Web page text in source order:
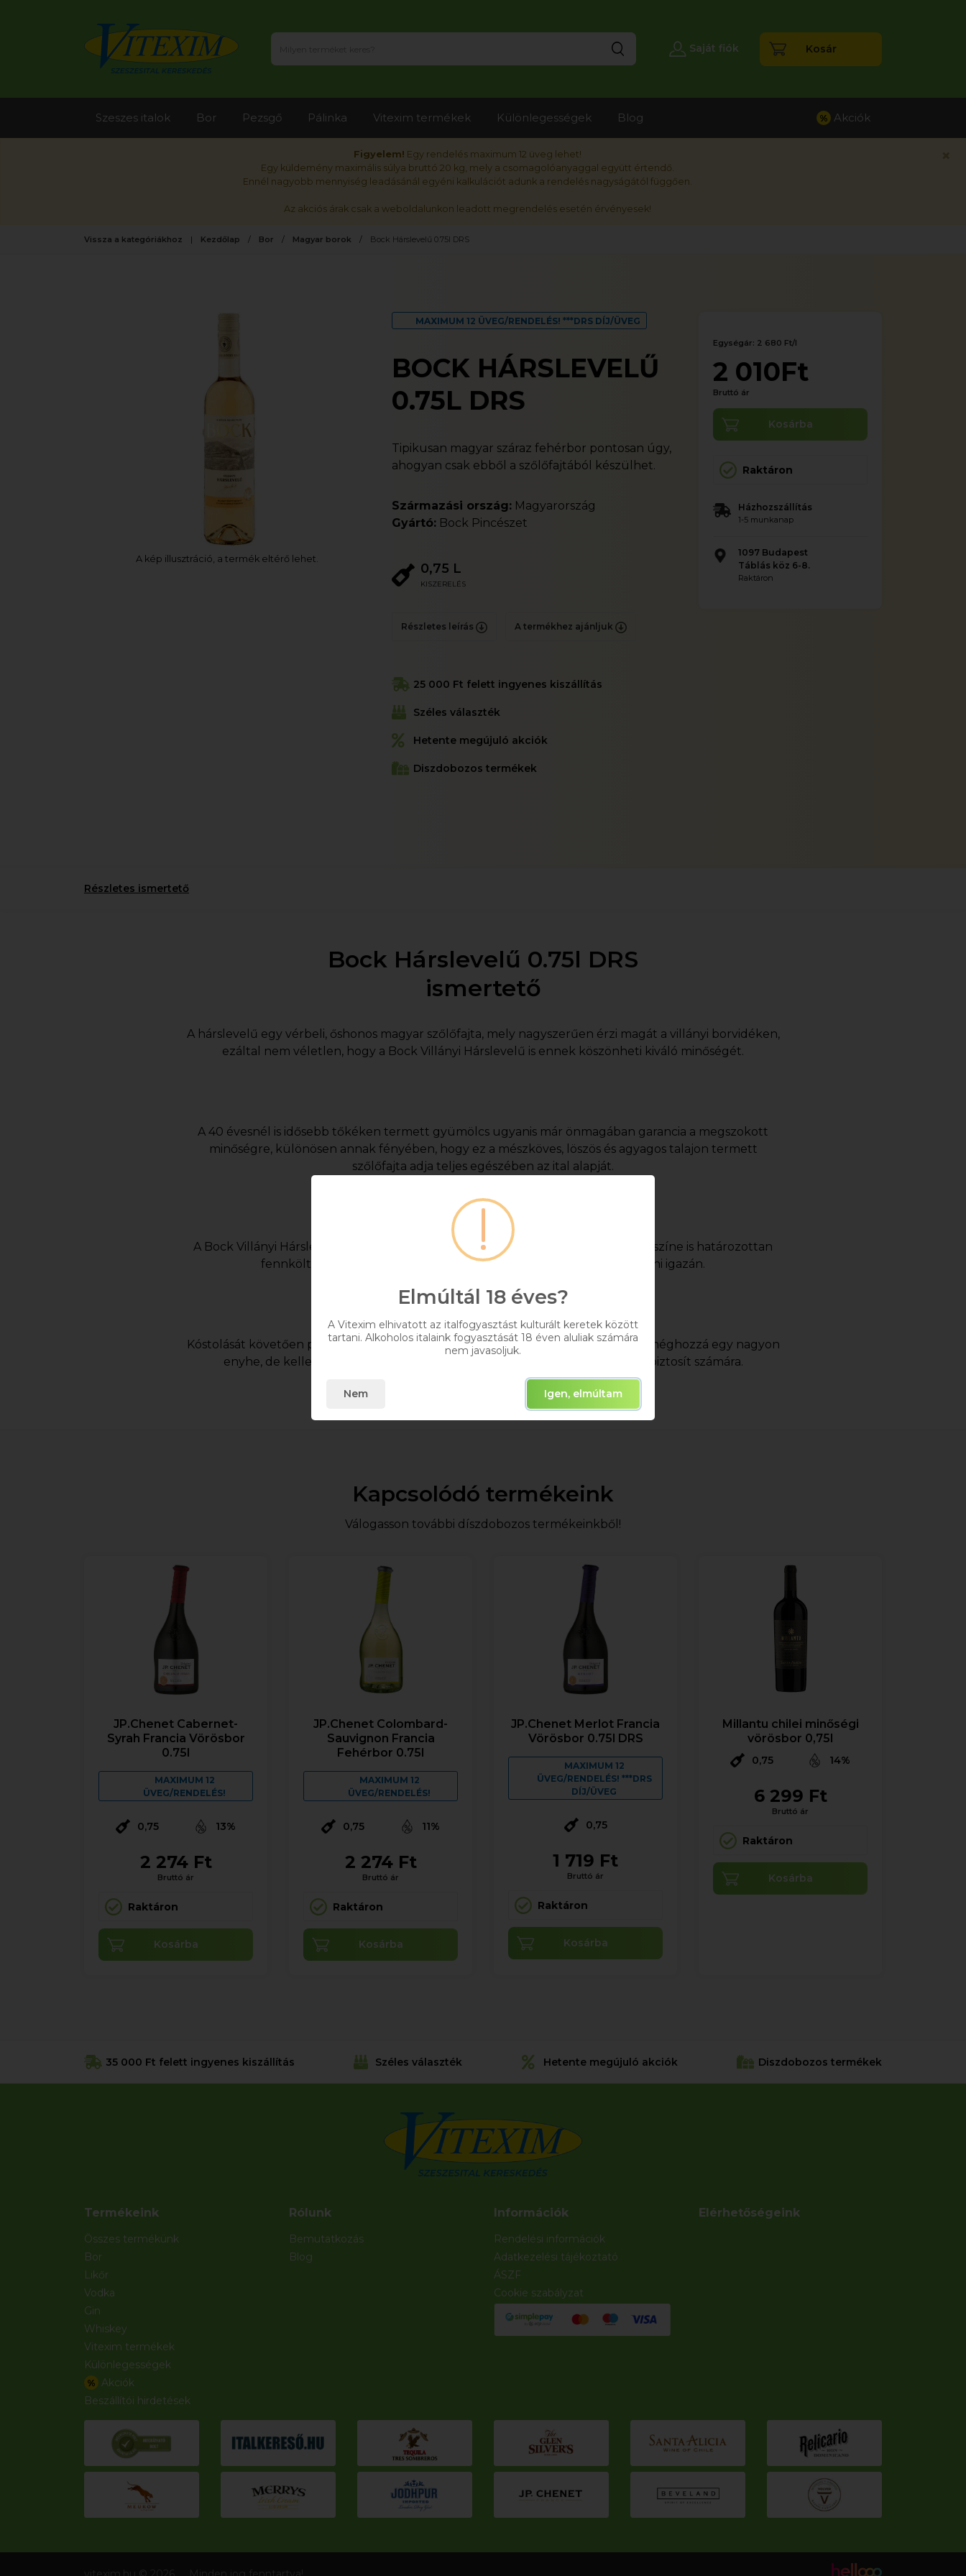
Figyelem! Egy rendelés maximum 12 üveg lehet!
Egy küldemény maximális súlya bruttó 20 kg, mely a csomagolóanyaggal együtt értendő.
Ennél nagyobb mennyiség leadásánál egyéni kalkulációt adunk a rendelés nagyságától függően.
Az akciós árak csak a weboldalunkon leadott megrendelés esetén érvényesek!
Saját fiók Kosár
Szeszes italok Bor Pezsgő Pálinka Vitexim termékek Különlegességek Blog % Akciók
Vissza a kategóriákhoz Kezdőlap Bor Magyar borok Bock Hárslevelű 0.75l DRS
A kép illusztráció, a termék eltérő lehet.
MAXIMUM 12 ÜVEG/RENDELÉS! ***DRS DÍJ/ÜVEG
BOCK HÁRSLEVELŰ
0.75L DRS
Tipikusan magyar száraz fehérbor pontosan úgy,
ahogyan csak ebből a szőlőfajtából készülhet.
Származási ország:Magyarország
Gyártó: Bock Pincészet
0,75 L
KISZERELÉS
Részletes leírás A termékhez ajánljuk
25 000 Ft felett ingyenes kiszállítás
Széles választék
Hetente megújuló akciók
Diszdobozos termékek
Egységár: 2 680 Ft/l
2 010Ft
Bruttó ár
Kosárba
Raktáron
Házhozszállítás
1-5 munkanap
1097 Budapest
Táblás köz 6-8.
Raktáron
Részletes ismertető
Bock Hárslevelű 0.75l DRS
ismertető
A hárslevelű egy vérbeli, őshonos magyar szőlőfajta, mely nagyszerűen érzi magát a villányi borvidéken,
ezáltal nem véletlen, hogy a Bock Villányi Hárslevelű is ennek köszönheti kiváló minőségét.
A 40 évesnél is idősebb tőkéken termett gyümölcs ugyanis már önmagában garancia a megszokott
minőségre, különösen annak fényében, hogy ez a mészköves, löszös és agyagos talajon termett
szőlőfajta adja teljes egészében az ital alapját.
A Bock Villányi Hárslevelű kellemesen szalmasárga árnyalattal rendelkezik, már színe is határozottan
fennkölt jelleget mutat, de illatában és aromájában képes kiteljesedni igazán.
Kóstolását követően például határozottan megjelennek benne a hársas jegyek, méghozzá egy nagyon
enyhe, de kellemes citrusossággal karöltve, ami határozottan friss érzetet biztosít számára.
Kapcsolódó termékeink
Válogasson további díszdobozos termékeinkből!
JP.Chenet Cabernet-
Syrah Francia Vörösbor
0.75l
MAXIMUM 12
ÜVEG/RENDELÉS!
0,75 13%
2 274 Ft
Bruttó ár
Raktáron
Kosárba
JP.Chenet Colombard-
Sauvignon Francia
Fehérbor 0.75l
MAXIMUM 12
ÜVEG/RENDELÉS!
0,75 11%
2 274 Ft
Bruttó ár
Raktáron
Kosárba
JP.Chenet Merlot Francia
Vörösbor 0.75l DRS
MAXIMUM 12
ÜVEG/RENDELÉS! ***DRS
DÍJ/ÜVEG
0,75
1 719 Ft
Bruttó ár
Raktáron
Kosárba
Millantu chilei minőségi
vörösbor 0,75l
0,75 14%
6 299 Ft
Bruttó ár
Raktáron
Kosárba
35 000 Ft felett ingyenes kiszállítás Széles választék Hetente megújuló akciók Diszdobozos termékek
Termékeink
Összes termékünk
Bor
Likőr
Vodka
Gin
Whiskey
Vitexim termékek
Különlegességek
% Akciók
Beszállítói hirdetések
Rólunk
Bemutatkozás
Blog
Információk
Rendelési információk
Adatkezelési tájékoztató
ÁSZF
Cookie szabályzat
Elérhetőségeink
Elmúltál 18 éves?
A Vitexim elhivatott az italfogyasztást kulturált keretek között
tartani. Alkoholos italaink fogyasztását 18 éven aluliak számára
nem javasoljuk.
Nem Igen, elmúltam